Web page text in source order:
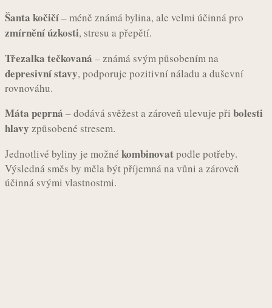
Šanta kočičí– méně známá bylina, ale velmi účinná pro
zmírnění úzkosti, stresu a přepětí.
Třezalka tečkovaná – známá svým působením na
depresivní stavy, podporuje pozitivní náladu a duševní
rovnováhu.
Máta peprná – dodává svěžest a zároveň ulevuje při bolesti
hlavy způsobené stresem.
Jednotlivé byliny je možné kombinovatpodle potřeby.
Výsledná směs by měla být příjemná na vůni a zároveň
účinná svými vlastnostmi.